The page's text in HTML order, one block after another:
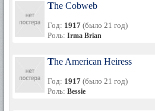
The Cobweb
Год: 1917 (было 21 год)
Роль: Irma Brian
The American Heiress
Год: 1917 (было 21 год)
Роль: Bessie